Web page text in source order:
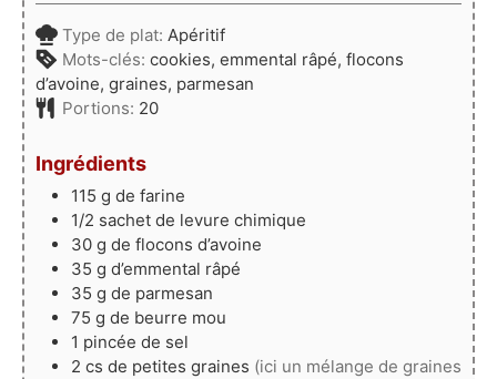
Type de plat: Apéritif
Mots-clés: cookies, emmental râpé, flocons
d’avoine, graines, parmesan
Portions: 20
Ingrédients
115 g de farine
1/2 sachet de levure chimique
30 g de flocons d’avoine
35 g d’emmental râpé
35 g de parmesan
75 g de beurre mou
1 pincée de sel
2 cs de petites graines (ici un mélange de graines